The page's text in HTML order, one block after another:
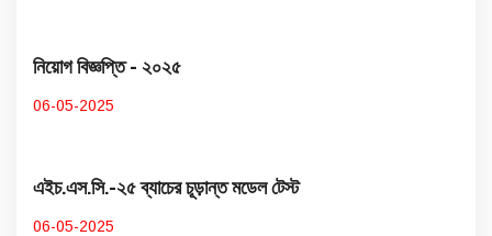
নিয়োগ বিজ্ঞপ্তি - ২০২৫
06-05-2025
এইচ.এস.সি.-২৫ ব্যাচের চূড়ান্ত মডেল টেস্ট
06-05-2025